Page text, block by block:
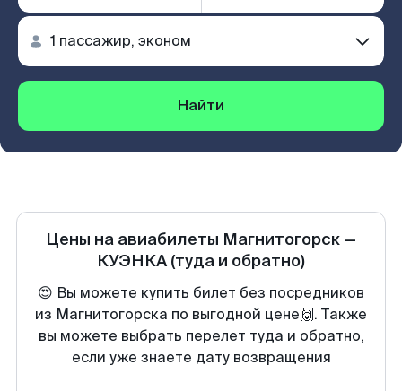
Найти
Цены на авиабилеты Магнитогорск —
КУЭНКА (туда и обратно)
😍 Вы можете купить билет без посредников
из Магнитогорска по выгодной цене🙌. Также
вы можете выбрать перелет туда и обратно,
если уже знаете дату возвращения